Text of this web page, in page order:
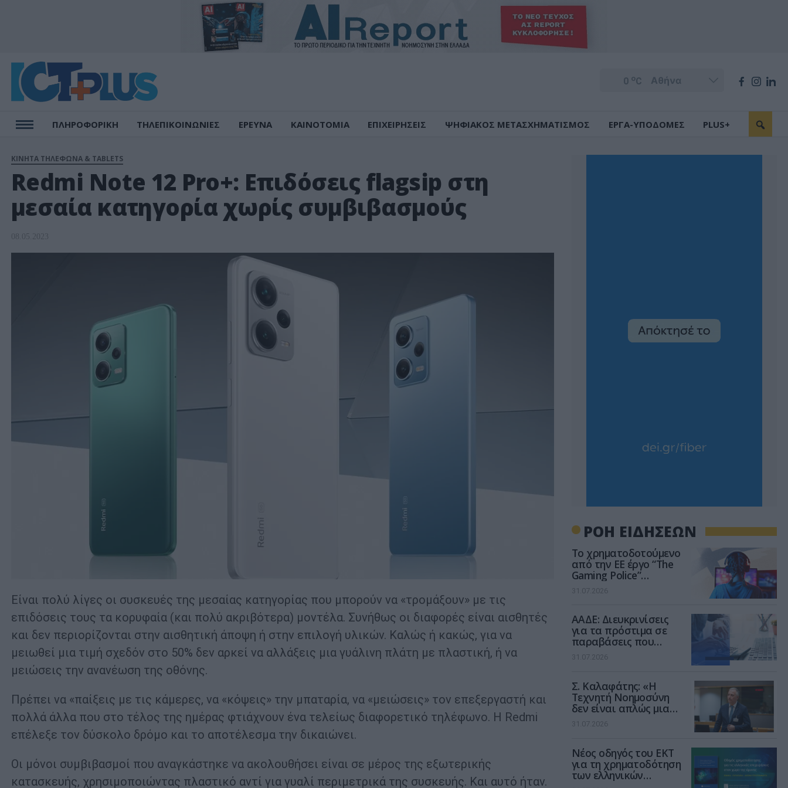
0 oC
ΠΛΗΡΟΦΟΡΙΚΗ ΤΗΛΕΠΙΚΟΙΝΩΝΙΕΣ ΕΡΕΥΝΑ ΚΑΙΝΟΤΟΜΙΑ ΕΠΙΧΕΙΡΗΣΕΙΣ ΨΗΦΙΑΚΟΣ ΜΕΤΑΣΧΗΜΑΤΙΣΜΟΣ ΕΡΓΑ-ΥΠΟΔΟΜΕΣ PLUS+
ΚΙΝΗΤΑ ΤΗΛΕΦΩΝΑ & TABLETS
Redmi Note 12 Pro+: Επιδόσεις flagsip στη
μεσαία κατηγορία χωρίς συμβιβασμούς
08.05.2023
Είναι πολύ λίγες οι συσκευές της μεσαίας κατηγορίας που μπορούν να «τρομάξουν» με τις
επιδόσεις τους τα κορυφαία (και πολύ ακριβότερα) μοντέλα. Συνήθως οι διαφορές είναι αισθητές
και δεν περιορίζονται στην αισθητική άποψη ή στην επιλογή υλικών. Καλώς ή κακώς, για να
μειωθεί μια τιμή σχεδόν στο 50% δεν αρκεί να αλλάξεις μια γυάλινη πλάτη με πλαστική, ή να
μειώσεις την ανανέωση της οθόνης.
Πρέπει να «παίξεις με τις κάμερες, να «κόψεις» την μπαταρία, να «μειώσεις» τον επεξεργαστή και
πολλά άλλα που στο τέλος της ημέρας φτιάχνουν ένα τελείως διαφορετικό τηλέφωνο. Η Redmi
επέλεξε τον δύσκολο δρόμο και το αποτέλεσμα την δικαιώνει.
Οι μόνοι συμβιβασμοί που αναγκάστηκε να ακολουθήσει είναι σε μέρος της εξωτερικής
κατασκευής, χρησιμοποιώντας πλαστικό αντί για γυαλί περιμετρικά της συσκευής. Και αυτό ήταν.
ΡΟΗ ΕΙΔΗΣΕΩΝ
Το χρηματοδοτούμενο
από την ΕΕ έργο “The
Gaming Police”
ενισχύει την ασφάλεια
των παιδιών στο
31.07.2026
ΑΑΔΕ: Διευκρινίσεις
για τα πρόστιμα σε
παραβάσεις που
αφορούν τους ΦΗΜ
31.07.2026
Σ. Καλαφάτης: «Η
Τεχνητή Νοημοσύνη
δεν είναι απλώς μια
νέα τεχνολογία, είναι
μια νέα βιομηχανική
31.07.2026
Νέος οδηγός του ΕΚΤ
για τη χρηματοδότηση
των ελληνικών